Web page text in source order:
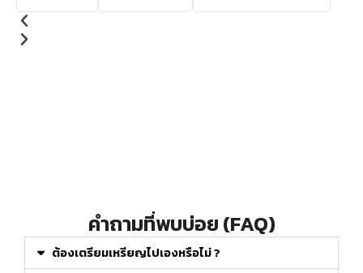
คำถามที่พบบ่อย (FAQ)
ต้องเตรียมเหรียญไปเองหรือไม่ ?